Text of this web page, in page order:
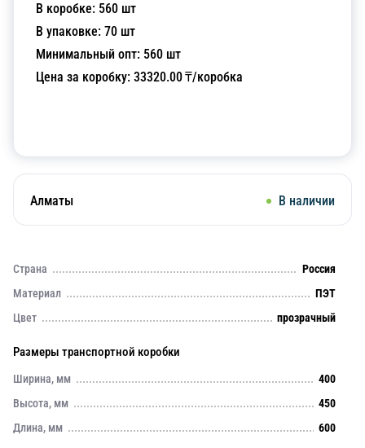
В коробке: 560 шт
В упаковке: 70 шт
Минимальный опт: 560 шт
Цена за коробку: 33320.00₸/коробка
Алматы В наличии
Страна
Россия
Материал
ПЭТ
Цвет
прозрачный
Размеры транспортной коробки
Ширина, мм
400
Высота, мм
450
Длина, мм
600